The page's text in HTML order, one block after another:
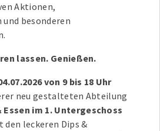
Aktionen,
besonderen
lassen. Genießen.
von 9 bis 18 Uhr
neu gestalteten Abteilung
Essen im 1. Untergeschoss
leckeren Dips &